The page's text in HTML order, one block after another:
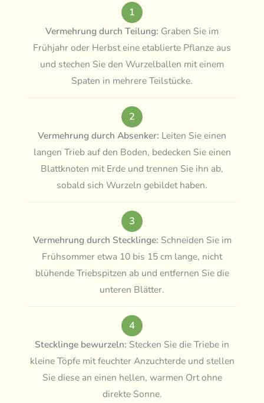
1
Vermehrung durch Teilung: Graben Sie im
Frühjahr oder Herbst eine etablierte Pflanze aus
und stechen Sie den Wurzelballen mit einem
Spaten in mehrere Teilstücke.
2
Vermehrung durch Absenker: Leiten Sie einen
langen Trieb auf den Boden, bedecken Sie einen
Blattknoten mit Erde und trennen Sie ihn ab,
sobald sich Wurzeln gebildet haben.
3
Vermehrung durch Stecklinge: Schneiden Sie im
Frühsommer etwa 10 bis 15 cm lange, nicht
blühende Triebspitzen ab und entfernen Sie die
unteren Blätter.
4
Stecklinge bewurzeln: Stecken Sie die Triebe in
kleine Töpfe mit feuchter Anzuchterde und stellen
Sie diese an einen hellen, warmen Ort ohne
direkte Sonne.